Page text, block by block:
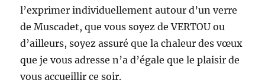
l’exprimer individuellement autour d’un verre
de Muscadet, que vous soyez de VERTOU ou
d’ailleurs, soyez assuré que la chaleur des vœux
que je vous adresse n’a d’égale que le plaisir de
vous accueillir ce soir.